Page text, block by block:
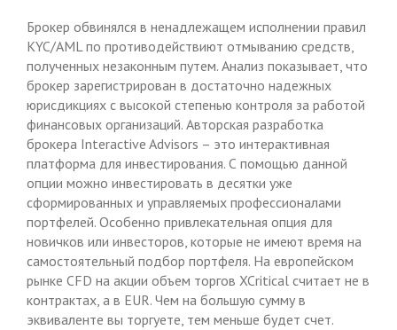
Брокер обвинялся в ненадлежащем исполнении правил
KYC/AML по противодействиют отмыванию средств,
полученных незаконным путем. Анализ показывает, что
брокер зарегистрирован в достаточно надежных
юрисдикциях с высокой степенью контроля за работой
финансовых организаций. Авторская разработка
брокера Interactive Advisors – это интерактивная
платформа для инвестирования. С помощью данной
опции можно инвестировать в десятки уже
сформированных и управляемых профессионалами
портфелей. Особенно привлекательная опция для
новичков или инвесторов, которые не имеют время на
самостоятельный подбор портфеля. На европейском
рынке CFD на акции объем торгов XCritical считает не в
контрактах, а в EUR. Чем на большую сумму в
эквиваленте вы торгуете, тем меньше будет счет.